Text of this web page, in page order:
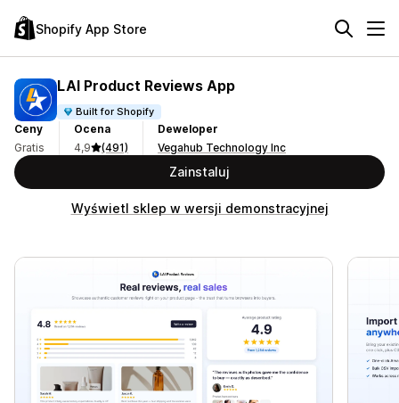
Shopify App Store
LAI Product Reviews App
Built for Shopify
Ceny
Gratis
Ocena
4,9
(491)
Deweloper
Vegahub Technology Inc
Zainstaluj
Wyświetl sklep w wersji demonstracyjnej